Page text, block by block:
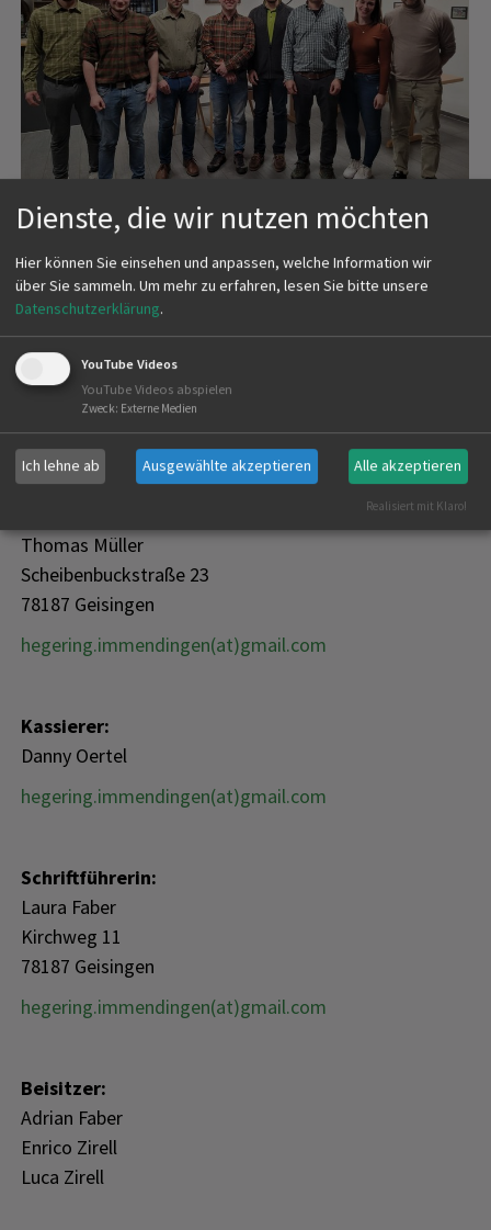
Erstellt am
20.03.2024
Hegeringleiter:
Rainer Wullich Kevin Heitz
Donautalstraße 21 Orchideenstraße 18
78187 Geisingen 78187 Geisingen
hegering.immendingen(at)gmail.com
Thomas Müller
Scheibenbuckstraße 23
78187 Geisingen
hegering.immendingen(at)gmail.com
Kassierer:
Danny Oertel
hegering.immendingen(at)gmail.com
Schriftführerin:
Laura Faber
Kirchweg 11
78187 Geisingen
hegering.immendingen(at)gmail.com
Beisitzer:
Adrian Faber
Enrico Zirell
Luca Zirell
Dienste, die wir nutzen möchten
Hier können Sie einsehen und anpassen, welche Information wir
über Sie sammeln. Um mehr zu erfahren, lesen Sie bitte unsere
Datenschutzerklärung.
YouTube Videos
YouTube Videos abspielen
Zweck: Externe Medien
Ich lehne ab Ausgewählte akzeptieren Alle akzeptieren
Realisiert mit Klaro!